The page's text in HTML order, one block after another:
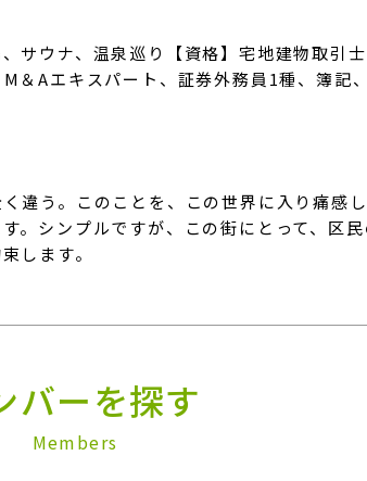
サウナ、温泉巡り【資格】宅地建物取引
＆Aエキスパート、証券外務員1種、簿記
違う。このことを、この世界に入り痛感
。シンプルですが、この街にとって、区
します。
バーを探す
Members